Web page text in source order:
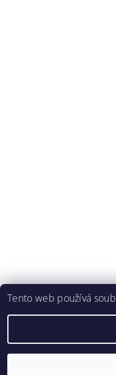
Tento web používá